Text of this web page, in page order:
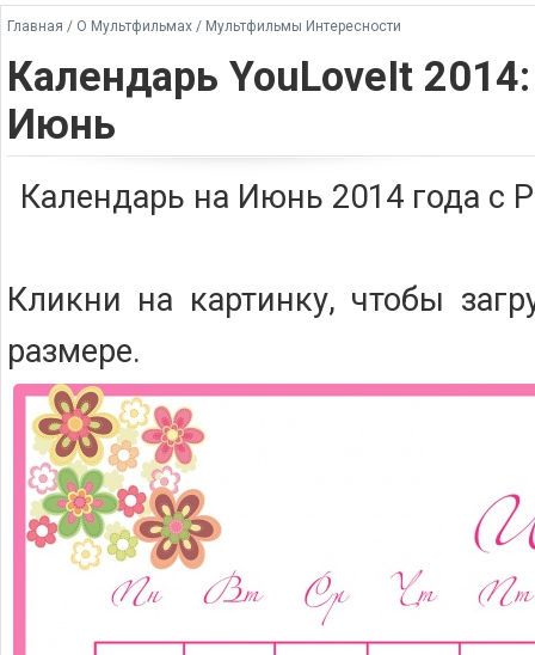
Главная / О Мультфильмах / Мультфильмы Интересности
Календарь YouLoveIt
Июнь
Календарь на Июнь 2014 года с
Кликни на картинку, чтобы
размере.